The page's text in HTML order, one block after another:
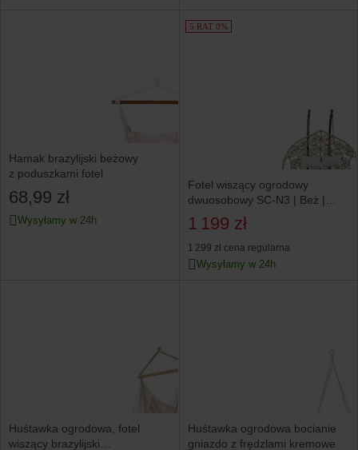
Hamak brazylijski beżowy
z poduszkami fotel
68,99 zł
Wysyłamy w 24h
5 RAT 0%
Fotel wiszący ogrodowy
dwuosobowy SC-N3 | Beż |
Poduszki jasno szare
1 199 zł
1 299 zł cena regularna
Wysyłamy w 24h
Huśtawka ogrodowa, fotel
wiszący brazylijski
Huśtawka ogrodowa bocianie
gniazdo z frędzlami kremowe